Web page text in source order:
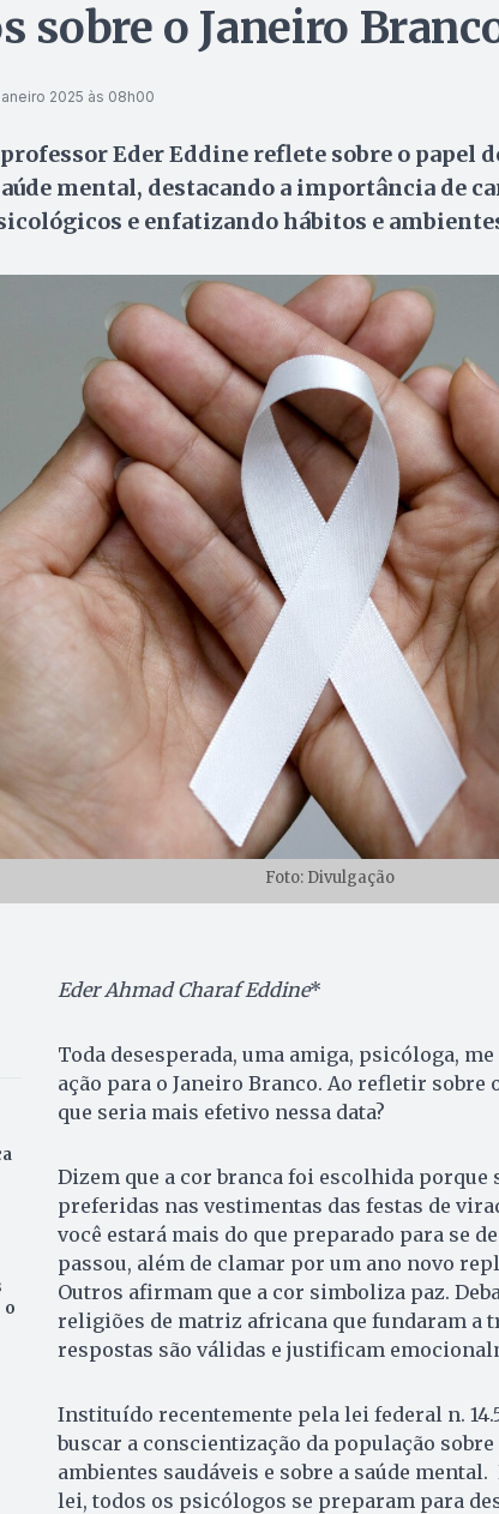
sobre o Janeiro
2025 às 08h00
Eder Eddine reflete sobre o papel
mental, destacando a importância de
e enfatizando hábitos e
Foto: Divulgação
o
Eder Ahmad Charaf Eddine*
Toda desesperada, uma amiga, psicóloga,
ação para o Janeiro Branco. Ao refletir sobre
que seria mais efetivo nessa data?
Dizem que a cor branca foi escolhida porque
preferidas nas vestimentas das festas de
você estará mais do que preparado para se
passou, além de clamar por um ano novo
Outros afirmam que a cor simboliza paz.
religiões de matriz africana que fundaram a
respostas são válidas e justificam
Instituído recentemente pela lei federal n.
buscar a conscientização da população
ambientes saudáveis e sobre a saúde
lei, todos os psicólogos se preparam para